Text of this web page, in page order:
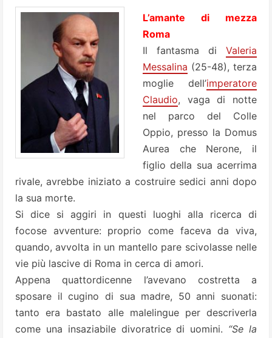
L’amante di mezza
Roma
Il fantasma di Valeria
Messalina (25-48), terza
moglie dell’imperatore
Claudio, vaga di notte
nel parco del Colle
Oppio, presso la Domus
Aurea che Nerone, il
figlio della sua acerrima
rivale, avrebbe iniziato a costruire sedici anni dopo
la sua morte.
Si dice si aggiri in questi luoghi alla ricerca di
focose avventure: proprio come faceva da viva,
quando, avvolta in un mantello pare scivolasse nelle
vie più lascive di Roma in cerca di amori.
Appena quattordicenne l’avevano costretta a
sposare il cugino di sua madre, 50 anni suonati:
tanto era bastato alle malelingue per descriverla
come una insaziabile divoratrice di uomini. “Se la